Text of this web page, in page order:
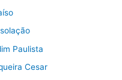
Paulista
Cesar